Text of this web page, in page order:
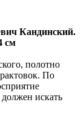
Кандинский.
см
полотно
По
искать